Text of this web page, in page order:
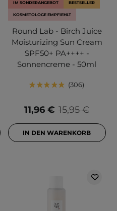
IM SONDERANGEBOT BESTSELLER
KOSMETOLOGE EMPFIEHLT
Round Lab - Birch Juice
Moisturizing Sun Cream
SPF50+ PA++++ -
Sonnencreme - 50ml
306
15,95 €
11,96 €
IN DEN WARENKORB